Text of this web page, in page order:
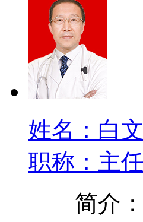
姓名：白
职称：主
简介：